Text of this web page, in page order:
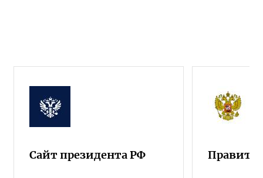
Сайт президента РФ